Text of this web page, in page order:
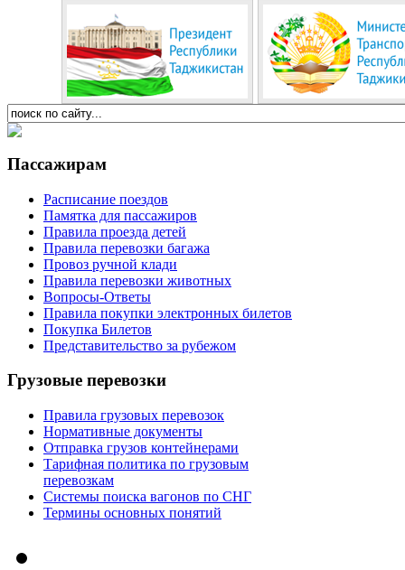
Пассажирам
Расписание поездов
Памятка для пассажиров
Правила проезда детей
Правила перевозки багажа
Провоз ручной клади
Правила перевозки животных
Вопросы-Ответы
Правила покупки электронных билетов
Покупка Билетов
Представительство за рубежом
Грузовые перевозки
Правила грузовых перевозок
Нормативные документы
Отправка грузов контейнерами
Тарифная политика по грузовым
перевозкам
Системы поиска вагонов по СНГ
Термины основных понятий